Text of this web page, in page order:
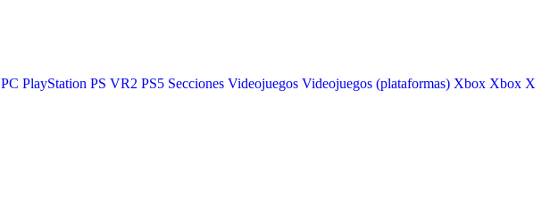
PC PlayStation PS VR2 PS5 Secciones Videojuegos Videojuegos (plataformas) Xbox Xbox X